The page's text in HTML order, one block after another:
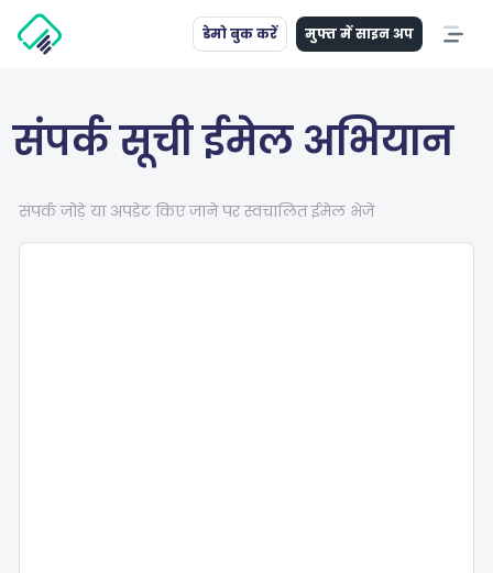
डेमो बुक करें मुफ्त में साइन अप
संपर्क सूची ईमेल अभियान
संपर्क जोड़े या अपडेट किए जाने पर स्वचालित ईमेल भेजें